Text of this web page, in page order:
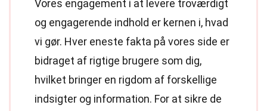
Vores engagement i at levere troværdigt
og engagerende indhold er kernen i, hvad
vi gør. Hver eneste fakta på vores side er
bidraget af rigtige brugere som dig,
hvilket bringer en rigdom af forskellige
indsigter og information. For at sikre de